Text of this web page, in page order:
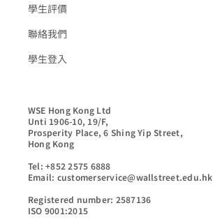
學生評價
聯絡我們
學生登入
WSE Hong Kong Ltd
Unti 1906-10, 19/F,
Prosperity Place, 6 Shing Yip Street,
Hong Kong
Tel: +852 2575 6888
Email: customerservice@wallstreet.edu.hk
Registered number: 2587136
ISO 9001:2015